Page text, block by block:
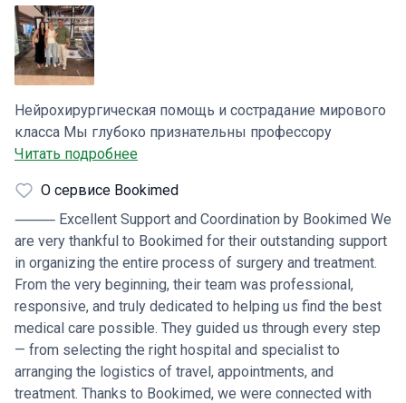
всех действий, и я не мог быть более счастлив с ним".
Профессор, доктор Джем Айибозкурт -
замечательный врач, очень опытный и известный
своими знаниями в этой области. Сама больница была
заботились обо мне. Я очень благодарен за то, что
процесс прошел гладко, и очень рекомендую их всем,
кто может оказаться в подобной ситуации и ищет
такого рода помощь, и у кого ситуация похожа на мою.
Нейрохирургическая помощь и сострадание мирового
класса Мы глубоко признательны профессору
Ильхану Эльмачи за исключительный уход. Его опыт,
очевидны с самой первой встречи. Профессор
Эльмачи провел операцию по удалению
медуллобластомы с необычайной точностью и
тщательностью, и мы были полностью уверены, что
находимся в руках одного из лучших специалистов в
своей области. Помимо замечательного
хирургического мастерства, профессор Элмачи нашел
время, чтобы объяснить каждый шаг процесса с
ясностью и терпением. Он всегда был готов ответить
на вопросы и успокоить, относясь с глубоким
Читать подробнее
О сервисе Bookimed
⸻ Excellent Support and Coordination by Bookimed We
are very thankful to Bookimed for their outstanding support
in organizing the entire process of surgery and treatment.
From the very beginning, their team was professional,
responsive, and truly dedicated to helping us find the best
medical care possible. They guided us through every step
— from selecting the right hospital and specialist to
arranging the logistics of travel, appointments, and
treatment. Thanks to Bookimed, we were connected with